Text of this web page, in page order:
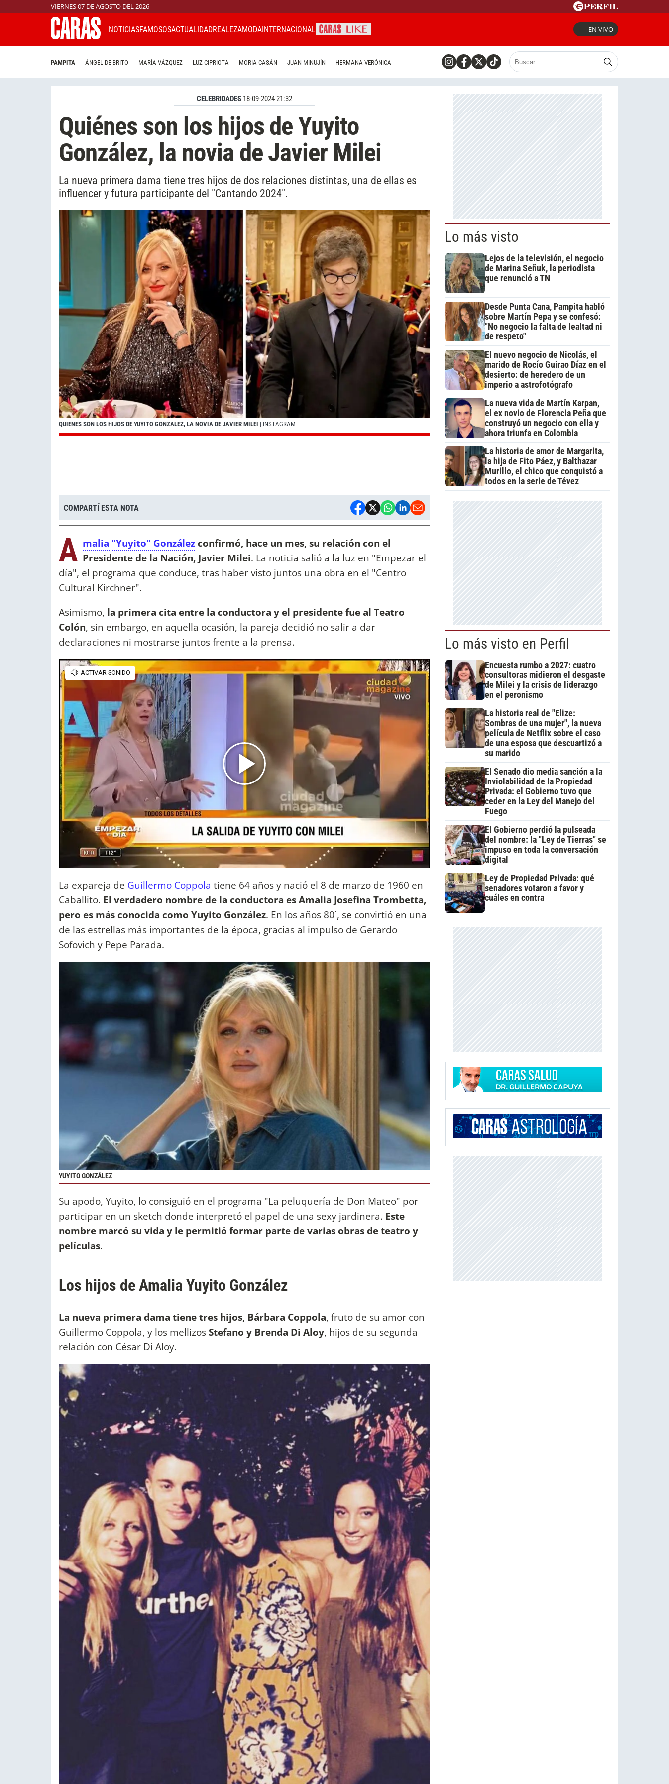
VIERNES 07 DE AGOSTO DEL 2026
NOTICIASFAMOSOSACTUALIDADREALEZAMODAINTERNACIONAL EN VIVO
PAMPITA ÁNGEL DE BRITO MARÍA VÁZQUEZ LUZ CIPRIOTA MORIA CASÁN JUAN MINUJÍN HERMANA VERÓNICA
CELEBRIDADES 18-09-2024 21:32
Quiénes son los hijos de Yuyito
González, la novia de Javier Milei
La nueva primera dama tiene tres hijos de dos relaciones distintas, una de ellas es
influencer y futura participante del "Cantando 2024".
QUIENES SON LOS HIJOS DE YUYITO GONZALEZ, LA NOVIA DE JAVIER MILEI | INSTAGRAM
COMPARTÍ ESTA NOTA
A malia "Yuyito" González confirmó, hace un mes, su relación con el
Presidente de la Nación, Javier Milei. La noticia salió a la luz en "Empezar el
día", el programa que conduce, tras haber visto juntos una obra en el "Centro
Cultural Kirchner".
Asimismo, la primera cita entre la conductora y el presidente fue al Teatro
Colón, sin embargo, en aquella ocasión, la pareja decidió no salir a dar
declaraciones ni mostrarse juntos frente a la prensa.
La expareja de Guillermo Coppola tiene 64 años y nació el 8 de marzo de 1960 en
Caballito. El verdadero nombre de la conductora es Amalia Josefina Trombetta,
pero es más conocida como Yuyito González. En los años 80´, se convirtió en una
de las estrellas más importantes de la época, gracias al impulso de Gerardo
Sofovich y Pepe Parada.
YUYITO GONZÁLEZ
Su apodo, Yuyito, lo consiguió en el programa "La peluquería de Don Mateo" por
participar en un sketch donde interpretó el papel de una sexy jardinera. Este
nombre marcó su vida y le permitió formar parte de varias obras de teatro y
películas.
Los hijos de Amalia Yuyito González
La nueva primera dama tiene tres hijos, Bárbara Coppola, fruto de su amor con
Guillermo Coppola, y los mellizosStefano y Brenda Di Aloy, hijos de su segunda
relación con César Di Aloy.
Lo más visto
Lejos de la televisión, el negocio
de Marina Señuk, la periodista
que renunció a TN
Desde Punta Cana, Pampita habló
sobre Martín Pepa y se confesó:
"No negocio la falta de lealtad ni
de respeto"
El nuevo negocio de Nicolás, el
marido de Rocío Guirao Díaz en el
desierto: de heredero de un
imperio a astrofotógrafo
La nueva vida de Martín Karpan,
el ex novio de Florencia Peña que
construyó un negocio con ella y
ahora triunfa en Colombia
La historia de amor de Margarita,
la hija de Fito Páez, y Balthazar
Murillo, el chico que conquistó a
todos en la serie de Tévez
Lo más visto en Perfil
Encuesta rumbo a 2027: cuatro
consultoras midieron el desgaste
de Milei y la crisis de liderazgo
en el peronismo
La historia real de "Elize:
Sombras de una mujer", la nueva
película de Netflix sobre el caso
de una esposa que descuartizó a
su marido
El Senado dio media sanción a la
Inviolabilidad de la Propiedad
Privada: el Gobierno tuvo que
ceder en la Ley del Manejo del
Fuego
El Gobierno perdió la pulseada
del nombre: la "Ley de Tierras" se
impuso en toda la conversación
digital
Ley de Propiedad Privada: qué
senadores votaron a favor y
cuáles en contra